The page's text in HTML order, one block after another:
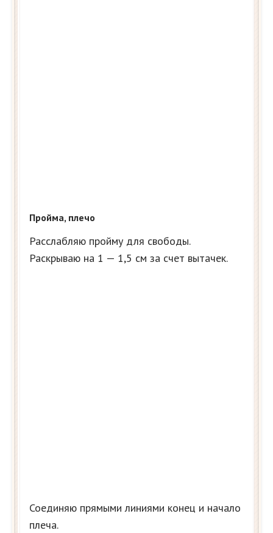
Пройма, плечо
Расслабляю пройму для свободы.
Раскрываю на 1 — 1,5 см за счет вытачек.
Соединяю прямыми линиями конец и начало
плеча.